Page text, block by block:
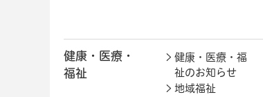
健康・医療・
福祉
健康・医療・福
祉のお知らせ
地域福祉